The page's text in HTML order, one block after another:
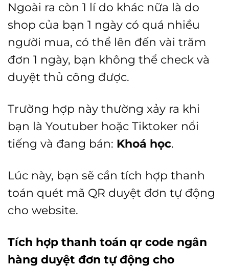
Ngoài ra còn 1 lí do khác nữa là do
shop của bạn 1 ngày có quá nhiều
người mua, có thể lên đến vài trăm
đơn 1 ngày, bạn không thể check và
duyệt thủ công được.
Trường hợp này thường xảy ra khi
bạn là Youtuber hoặc Tiktoker nổi
tiếng và đang bán: Khoá học.
Lúc này, bạn sẽ cần tích hợp thanh
toán quét mã QR duyệt đơn tự động
cho website.
Tích hợp thanh toán qr code ngân
hàng duyệt đơn tự động cho